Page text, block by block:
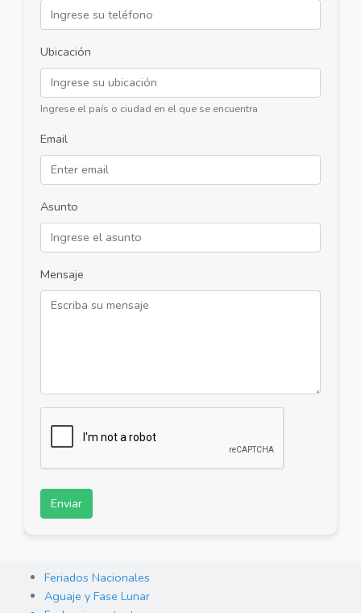
Ubicación
Ingrese el país o ciudad en el que se encuentra
Email
Asunto
Mensaje
Enviar
Feriados Nacionales
Aguaje y Fase Lunar